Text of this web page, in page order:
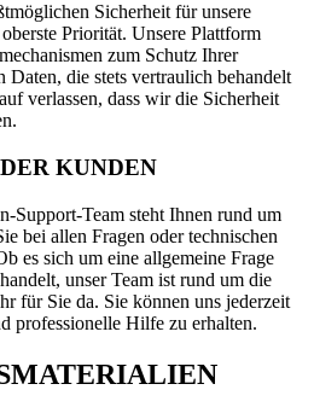
Sicherheit für unsere
Priorität. Unsere Plattform
zum Schutz Ihrer
die stets vertraulich behandelt
verlassen, dass wir die Sicherheit
KUNDEN
Team steht Ihnen rund um
bei allen Fragen oder technischen
es sich um eine allgemeine Frage
unser Team ist rund um die
für Sie da. Sie können uns jederzeit
professionelle Hilfe zu erhalten.